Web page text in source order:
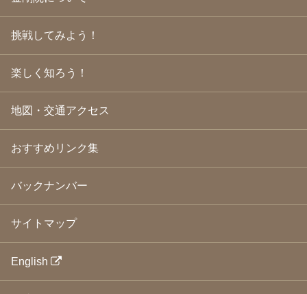
2009年2月(19)
2009年1月(25)
2008年12月 (22)
2008年9月(24)
2008年8月(24)
2008年7月
(23)
2008年6月(23)
2008年5月(21)
2008年4月(22)
2008年1月 (23)
2007年12月(26)
2007年11月
2007年10月
2007年9月(23)
挑戦してみよう！
楽しく知ろう！
地図・交通アクセス
おすすめリンク集
バックナンバー
サイトマップ
English